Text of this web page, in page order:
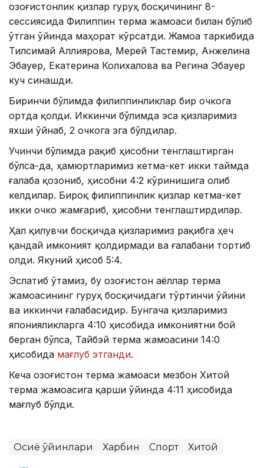
Қозоғистонлик қизлар гуруҳ босқичининг 8-
сессиясида Филиппин терма жамоаси билан бўлиб
ўтган ўйинда маҳорат кўрсатди. Жамоа таркибида
Тилсимай Аллиярова, Мерей Тастемир, Анжелина
Эбауер, Екатерина Колихалова ва Регина Эбауер
куч синашди.
Биринчи бўлимда филиппинликлар бир очкога
ортда қолди. Иккинчи бўлимда эса қизларимиз
яхши ўйнаб, 2 очкога эга бўлдилар.
Учинчи бўлимда рақиб ҳисобни тенглаштирган
бўлса-да, ҳамюртларимиз кетма-кет икки таймда
ғалаба қозониб, ҳисобни 4:2 кўринишига олиб
келдилар. Бироқ филиппинлик қизлар кетма-кет
икки очко жамғариб, ҳисобни тенглаштирдилар.
Ҳал қилувчи босқичда қизларимиз рақибга ҳеч
қандай имконият қолдирмади ва ғалабани тортиб
олди. Якуний ҳисоб 5:4.
Эслатиб ўтамиз, бу Қозоғистон аёллар терма
жамоасининг гуруҳ босқичидаги тўртинчи ўйини
ва иккинчи ғалабасидир. Бунгача қизларимиз
японияликларга 4:10 ҳисобида имкониятни бой
берган бўлса, Тайбэй терма жамоасини 14:0
ҳисобида мағлуб этганди.
Кеча Қозоғистон терма жамоаси мезбон Хитой
терма жамоасига қарши ўйинда 4:11 ҳисобида
мағлуб бўлди.
Осиё ўйинлари Харбин Спорт Хитой